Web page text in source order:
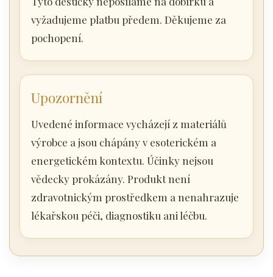
vyžadujeme platbu předem. Děkujeme za
pochopení.
Upozornění
Uvedené informace vycházejí z materiálů
výrobce a jsou chápány v esoterickém a
energetickém kontextu. Účinky nejsou
vědecky prokázány. Produkt není
zdravotnickým prostředkem a nenahrazuje
lékařskou péči, diagnostiku ani léčbu.